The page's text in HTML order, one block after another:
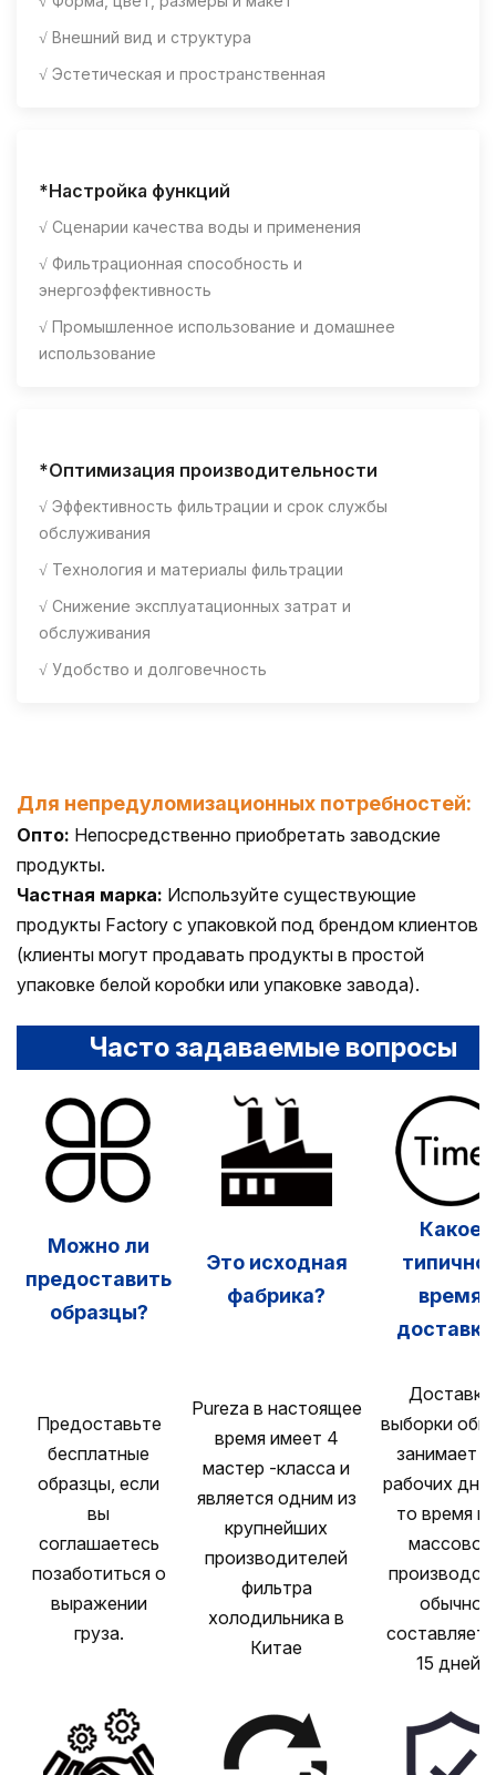
√ Внешний вид и структура
√ Эстетическая и пространственная
*Настройка функций
√ Сценарии качества воды и применения
√ Фильтрационная способность и
энергоэффективность
√ Промышленное использование и домашнее
использование
*Оптимизация производительности
√ Эффективность фильтрации и срок службы
обслуживания
√ Технология и материалы фильтрации
√ Снижение эксплуатационных затрат и
обслуживания
√ Удобство и долговечность
Для непредуломизационных потребностей:
Опто: Непосредственно приобретать заводские
продукты.
Частная марка: Используйте существующие
продукты Factory с упаковкой под брендом клиентов
(клиенты могут продавать продукты в простой
упаковке белой коробки или упаковке завода).
Часто задаваемые вопросы
Можно ли
предоставить
образцы?
Это исходная
фабрика?
Какое
время
Предоставьте
бесплатные
образцы, если
вы
соглашаетесь
позаботиться о
выражении
груза.
Pureza в настоящее
время имеет 4
мастер -класса и
является одним из
крупнейших
производителей
фильтра
холодильника в
Китае
Доставка
выборки
занимает
рабочих
то время
массовое
обычно
составляет
15 дней.